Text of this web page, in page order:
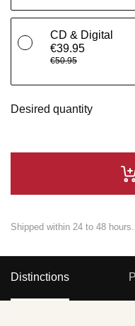
CD & Digital
€39.95
€50.95
Desired quantity
Shipped within 24 to 48 hours.
Distinctions